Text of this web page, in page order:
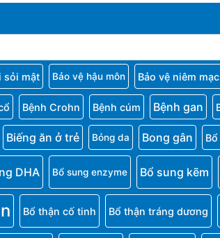
sỏi mật Bảo vệ hậu môn Bảo vệ niêm
Bệnh Crohn Bệnh cúm Bệnh gan
Biếng ăn ở trẻ Bỏng da Bong gân
DHA Bổ sung enzyme Bổ sung kẽm
Bổ thận cố tinh Bổ thận tráng dương